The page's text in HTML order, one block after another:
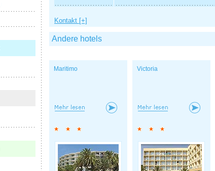
Kontakt [+]
Andere hotels
Maritimo Victoria